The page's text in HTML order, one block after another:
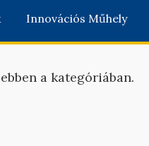
Innovációs Műhely
a kategóriában.